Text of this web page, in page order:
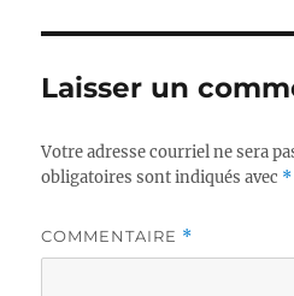
Laisser un
Votre adresse courriel ne sera
obligatoires sont indiqués avec *
COMMENTAIRE *